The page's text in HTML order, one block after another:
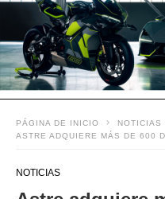
PÁGINA DE INICIO
NOTICIAS
ASTRE ADQUIERE MÁS DE 600
NOTICIAS